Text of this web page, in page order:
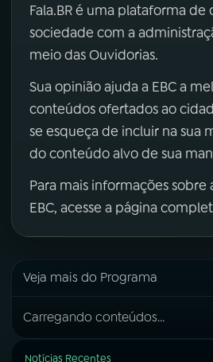
Fala.BR é uma plataforma
sociedade com a
meio das Ouvidorias.
Sua opinião ajuda a EBC a
conteúdos ofertados ao
se esqueça de incluir na sua
do conteúdo alvo de sua
Para mais informações sobre
EBC, acesse a página
Veja mais do Programa
Carregando conteúdos...
Notícias Recentes